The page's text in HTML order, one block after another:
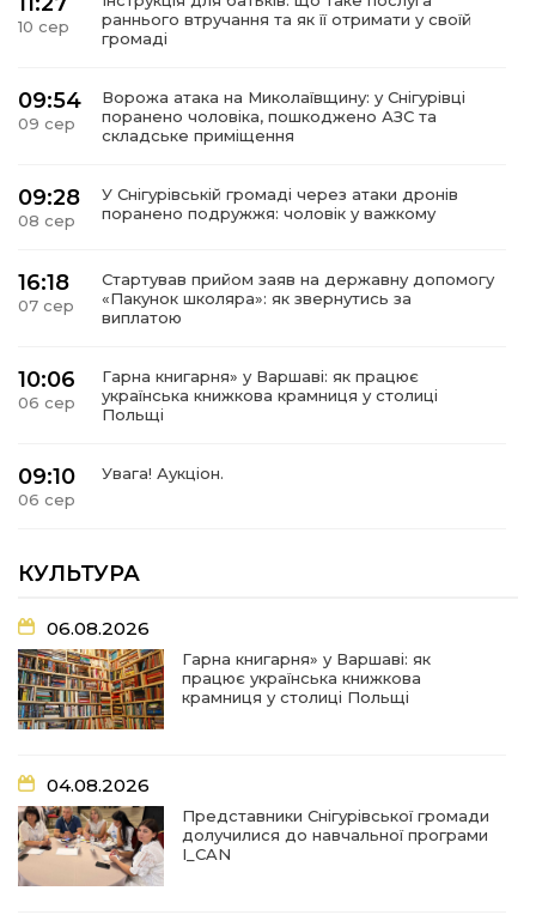
10 сер
раннього втручання та як її отримати у своїй
громаді
09:54
09 сер
Ворожа атака на Миколаївщину: у Снігурівці
поранено чоловіка, пошкоджено АЗС та
складське приміщення
09:28
08 сер
У Снігурівській громаді через атаки дронів
поранено подружжя: чоловік у важкому
16:18
07 сер
Стартував прийом заяв на державну допомогу
«Пакунок школяра»: як звернутись за
виплатою
10:06
06 сер
Гарна книгарня» у Варшаві: як працює
українська книжкова крамниця у столиці
Польщі
09:10
06 сер
Увага! Аукціон.
11:15
05 сер
09:02
04 сер
долучилися до навчальної програми I_CAN
07:35
Новий номер газети «Вісті Снігурівщини» вже
07:31
03 сер
Турбота, що долає відстані: Снігурівська
громада поповнила автопарк соціальних
послуг
КУЛЬТУРА
06.08.2026
Гарна книгарня» у Варшаві: як
працює українська книжкова
крамниця у столиці Польщі
04.08.2026
Представники Снігурівської громади
долучилися до навчальної програми
I_CAN